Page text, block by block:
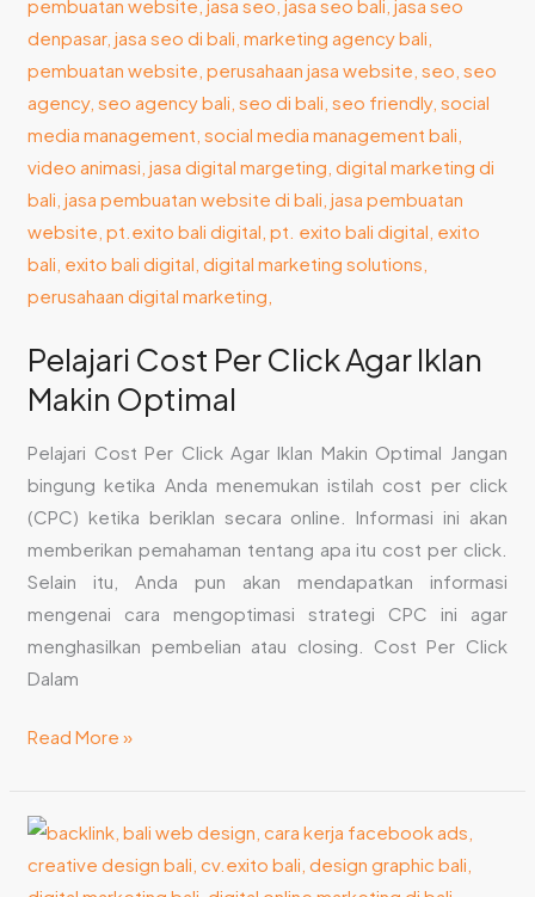
Pelajari Cost Per Click Agar Iklan
Makin Optimal
Pelajari Cost Per Click Agar Iklan Makin Optimal Jangan
bingung ketika Anda menemukan istilah cost per click
(CPC) ketika beriklan secara online. Informasi ini akan
memberikan pemahaman tentang apa itu cost per click.
Selain itu, Anda pun akan mendapatkan informasi
mengenai cara mengoptimasi strategi CPC ini agar
menghasilkan pembelian atau closing. Cost Per Click
Dalam
Makin
Optimal
Read More »
Anchor
Text: